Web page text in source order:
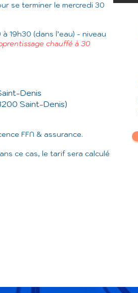
se terminer le mercredi 30
19h30 (dans l’eau) - niveau
chauffé à 30
Denis
Saint-Denis)
FFN & assurance.
ce cas, le tarif sera calculé